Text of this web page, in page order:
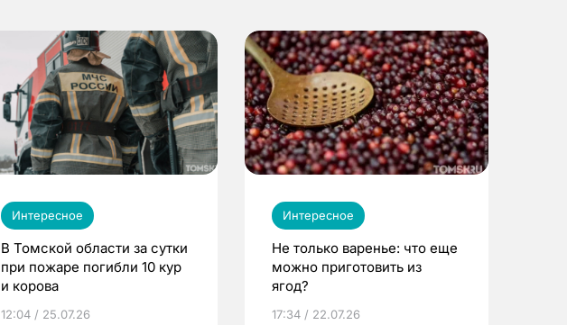
Интересное
В Томской области за сутки
при пожаре погибли 10 кур
и корова
12:04 / 25.07.26
Интересное
Не только варенье: что еще
можно приготовить из
ягод?
17:34 / 22.07.26